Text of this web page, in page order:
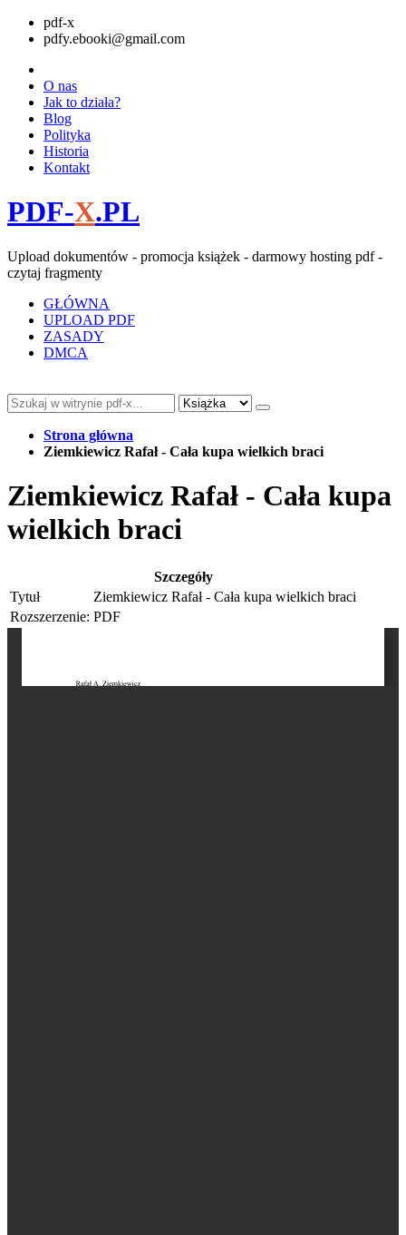
pdf-x
pdfy.ebooki@gmail.com
O nas
Jak to działa?
Blog
Polityka
Historia
Kontakt
PDF-X.PL
Upload dokumentów - promocja książek - darmowy hosting pdf -
czytaj fragmenty
GŁÓWNA
UPLOAD PDF
ZASADY
DMCA
Strona główna
Ziemkiewicz Rafał - Cała kupa wielkich braci
Ziemkiewicz Rafał - Cała kupa
wielkich braci
Szczegóły
Tytuł
Ziemkiewicz Rafał - Cała kupa wielkich braci
Rozszerzenie: PDF